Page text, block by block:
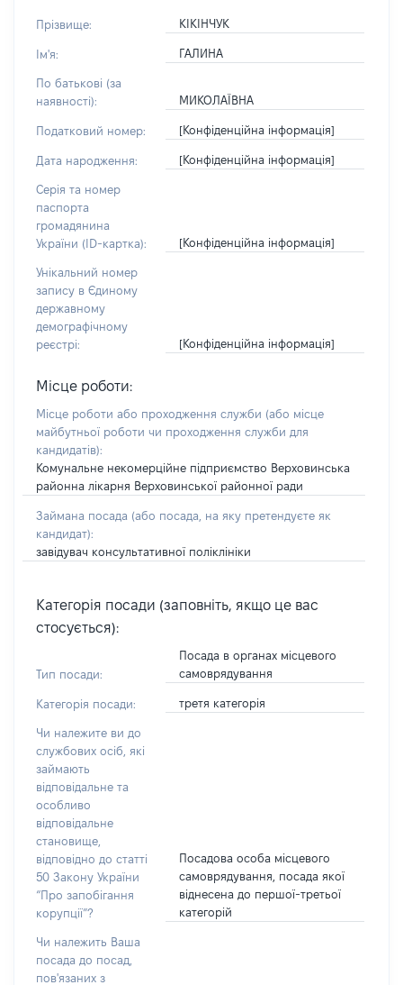
Прізвище: КІКІНЧУК
Ім'я: ГАЛИНА
По батькові (за
наявності):
МИКОЛАЇВНА
Податковий номер: [Конфіденційна інформація]
Дата народження: [Конфіденційна інформація]
Серія та номер
паспорта
громадянина
України (ID-картка):
[Конфіденційна інформація]
Унікальний номер
запису в Єдиному
державному
демографічному
реєстрі:
[Конфіденційна інформація]
Місце роботи:
Місце роботи або проходження служби (або місце
майбутньої роботи чи проходження служби для
кандидатів):
Комунальне некомерційне підприємство Верховинська
районна лікарня Верховинської районної ради
Займана посада (або посада, на яку претендуєте як
кандидат):
завідувач консультативної поліклініки
Категорія посади (заповніть, якщо це вас
стосується):
Тип посади:
Посада в органах місцевого
самоврядування
Категорія посади: третя категорія
Чи належите ви до
службових осіб, які
займають
відповідальне та
особливо
відповідальне
становище,
відповідно до статті
50 Закону України
“Про запобігання
корупції”?
Посадова особа місцевого
самоврядування, посада якої
віднесена до першої-третьої
категорій
Чи належить Ваша
посада до посад,
пов'язаних з